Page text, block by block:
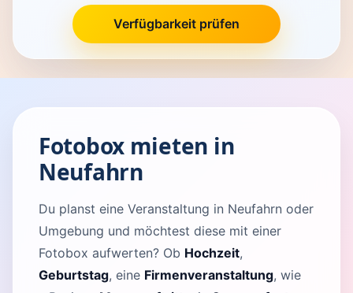
Verfügbarkeit prüfen
Fotobox mieten in
Neufahrn
Du planst eine Veranstaltung in Neufahrn oder
Umgebung und möchtest diese mit einer
Fotobox aufwerten? Ob Hochzeit,
Geburtstag, eine Firmenveranstaltung, wie